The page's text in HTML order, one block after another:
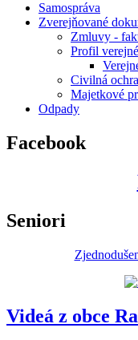
Samospráva
Zverejňované
Zmluvy -
Profil
Civilná
Majetkové
Odpady
Facebook
Seniori
Videá z obce